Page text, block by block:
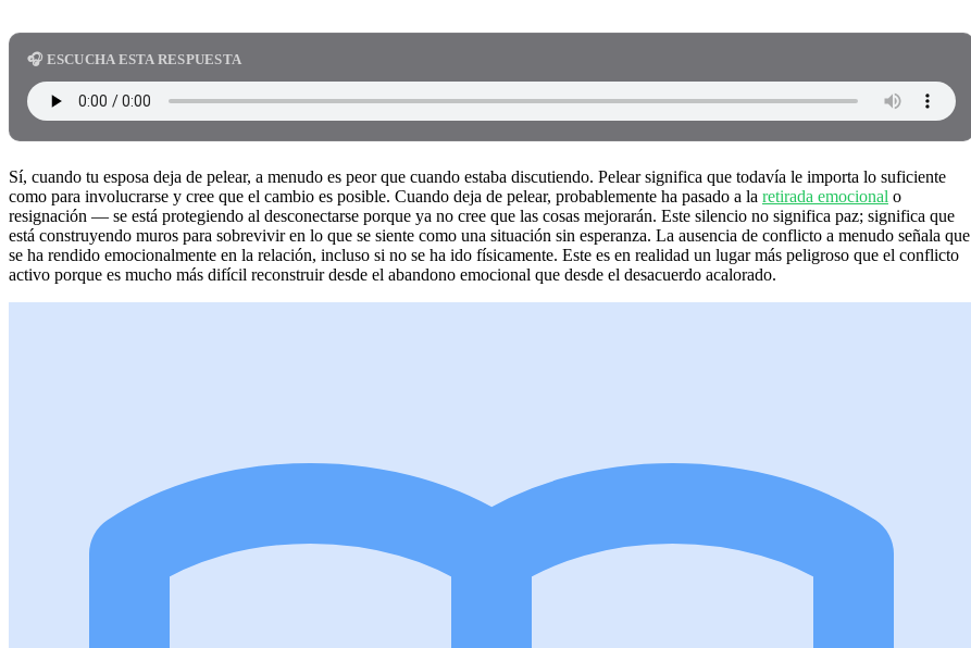
🎧 ESCUCHA ESTA RESPUESTA
Sí, cuando tu esposa deja de pelear, a menudo es peor que cuando estaba discutiendo. Pelear significa que todavía le importa lo suficiente
como para involucrarse y cree que el cambio es posible. Cuando deja de pelear, probablemente ha pasado a la retirada emocional o
resignación — se está protegiendo al desconectarse porque ya no cree que las cosas mejorarán. Este silencio no significa paz; significa que
está construyendo muros para sobrevivir en lo que se siente como una situación sin esperanza. La ausencia de conflicto a menudo señala que
se ha rendido emocionalmente en la relación, incluso si no se ha ido físicamente. Este es en realidad un lugar más peligroso que el conflicto
activo porque es mucho más difícil reconstruir desde el abandono emocional que desde el desacuerdo acalorado.